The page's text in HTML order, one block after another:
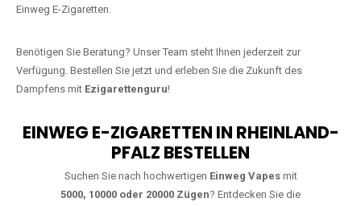
Einweg E-Zigaretten.
Benötigen Sie Beratung? Unser Team steht Ihnen jederzeit zur
Verfügung. Bestellen Sie jetzt und erleben Sie die Zukunft des
Dampfens mit Ezigarettenguru!
EINWEG E-ZIGARETTEN IN RHEINLAND-
PFALZ BESTELLEN
Suchen Sie nach hochwertigen Einweg Vapesmit
5000, 10000 oder 20000 Zügen? Entdecken Sie die